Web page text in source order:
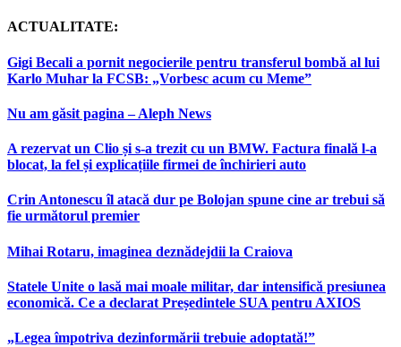
ACTUALITATE:
Gigi Becali a pornit negocierile pentru transferul bombă al lui
Karlo Muhar la FCSB: „Vorbesc acum cu Meme”
Nu am găsit pagina – Aleph News
A rezervat un Clio și s-a trezit cu un BMW. Factura finală l-a
blocat, la fel și explicațiile firmei de închirieri auto
Crin Antonescu îl atacă dur pe Bolojan spune cine ar trebui să
fie următorul premier
Mihai Rotaru, imaginea deznădejdii la Craiova
Statele Unite o lasă mai moale militar, dar intensifică presiunea
economică. Ce a declarat Președintele SUA pentru AXIOS
„Legea împotriva dezinformării trebuie adoptată!”